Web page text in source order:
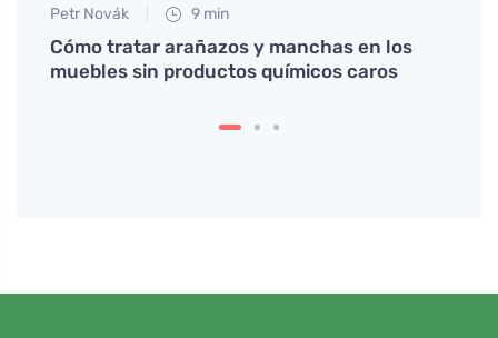
Petr Novák 9 min
Cómo tratar arañazos y manchas en los
muebles sin productos químicos caros